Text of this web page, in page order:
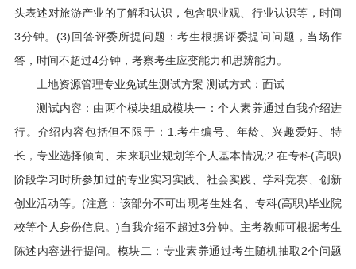
头表述对旅游产业的了解和认识，包含职业观、行业认识等，时间
3分钟。(3)回答评委所提问题：考生根据评委提问问题，当场作
答，时间不超过4分钟，考察考生应变能力和思辨能力。
土地资源管理专业免试生测试方案 测试方式：面试
测试内容：由两个模块组成模块一：个人素养通过自我介绍进
行。介绍内容包括但不限于：1.考生编号、年龄、兴趣爱好、特
长，专业选择倾向、未来职业规划等个人基本情况;2.在专科(高职)
阶段学习时所参加过的专业实习实践、社会实践、学科竞赛、创新
创业活动等。(注意：该部分不可出现考生姓名、专科(高职)毕业院
校等个人身份信息。)自我介绍不超过3分钟。主考教师可根据考生
陈述内容进行提问。模块二：专业素养通过考生随机抽取2个问题